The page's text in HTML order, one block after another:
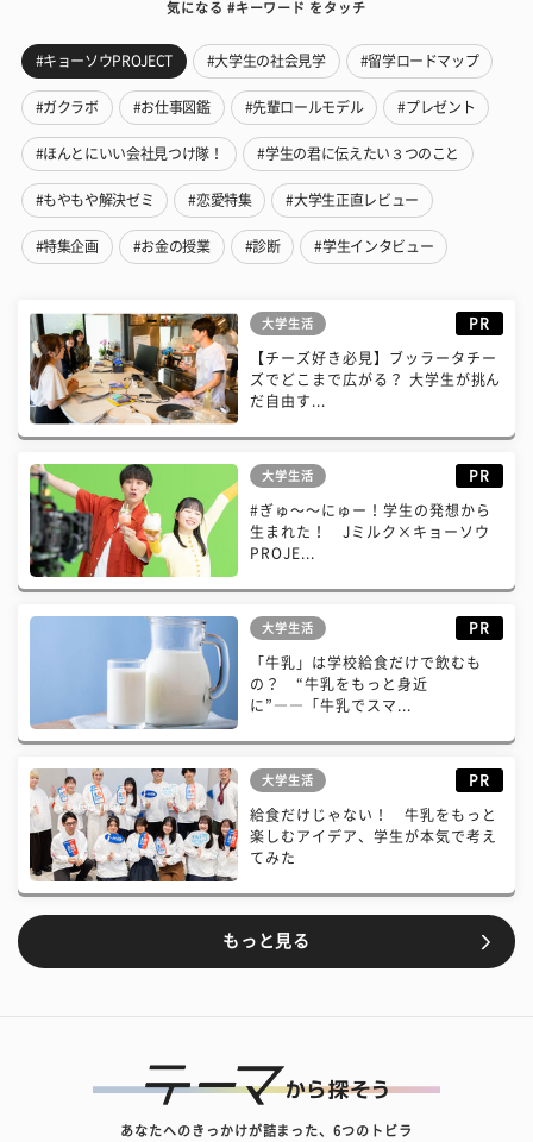
気になる #キーワード をタッチ
#キョーソウPROJECT #大学生の社会見学 #留学ロードマップ
#ガクラボ #お仕事図鑑 #先輩ロールモデル #プレゼント
#ほんとにいい会社見つけ隊！ #学生の君に伝えたい３つのこと
#もやもや解決ゼミ #恋愛特集 #大学生正直レビュー
#特集企画 #お金の授業 #診断 #学生インタビュー
大学生活 PR
【チーズ好き必見】ブッラータチー
ズでどこまで広がる？ 大学生が挑ん
だ自由す...
大学生活 PR
#ぎゅ〜〜にゅー！学生の発想から
生まれた！ Jミルク×キョーソウ
PROJE...
大学生活 PR
「牛乳」は学校給食だけで飲むも
の？ “牛乳をもっと身近
に”――「牛乳でスマ...
大学生活 PR
給食だけじゃない！ 牛乳をもっと
楽しむアイデア、学生が本気で考え
てみた
もっと見る
あなたへのきっかけが詰まった、6つのトビラ